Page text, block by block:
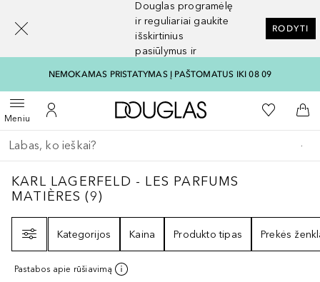
Douglas programėlę
ir reguliariai gaukite
išskirtinius
pasiūlymus ir
RODYTI
NEMOKAMAS PRISTATYMAS Į PAŠTOMATUS IKI 08 09
MeniuAtidaryti meniuĮ mano paskyrą
Į Douglas pagrindinį
Į mano
Į
Grįžk atgal
Vykdykite paiešką
KARL LAGERFELD - LES PARFUMS
KARL LAGERFELD - LES PARFUMS
MATIÈRES (9)
Kategorijos
Kaina Produkto tipas Prekės
Pastabos apie rūšiavimą
[navigation.slideout.screenreader]